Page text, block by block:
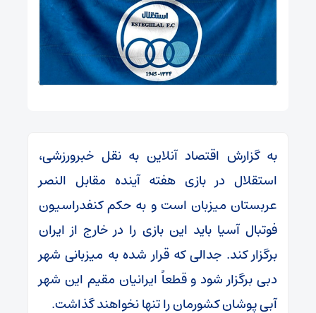
به گزارش اقتصاد آنلاین به نقل خبرورزشی،
استقلال در بازی هفته آینده مقابل النصر
عربستان میزبان است و به حکم کنفدراسیون
فوتبال آسیا باید این بازی را در خارج از ایران
برگزار کند. جدالی که قرار شده به میزبانی شهر
دبی برگزار شود و قطعاً ایرانیان مقیم این شهر
آبی پوشان کشورمان را تنها نخواهند گذاشت.